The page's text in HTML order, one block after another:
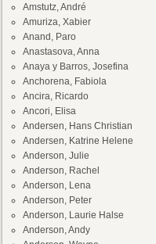
Amstutz, André
Amuriza, Xabier
Anand, Paro
Anastasova, Anna
Anaya y Barros, Josefina
Anchorena, Fabiola
Ancira, Ricardo
Ancori, Elisa
Andersen, Hans Christian
Andersen, Katrine Helene
Anderson, Julie
Anderson, Rachel
Anderson, Lena
Anderson, Peter
Anderson, Laurie Halse
Anderson, Andy